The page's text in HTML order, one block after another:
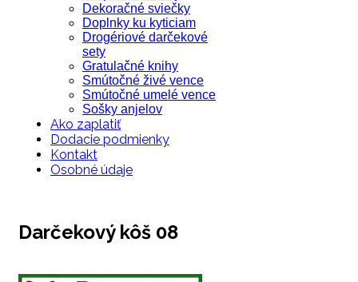
Dekoračné sviečky
Doplnky ku kyticiam
Drogériové darčekové
sety
Gratulačné knihy
Smútočné živé vence
Smútočné umelé vence
Sošky anjelov
Ako zaplatiť
Dodacie podmienky
Kontakt
Osobné údaje
Darčekový kôš 08